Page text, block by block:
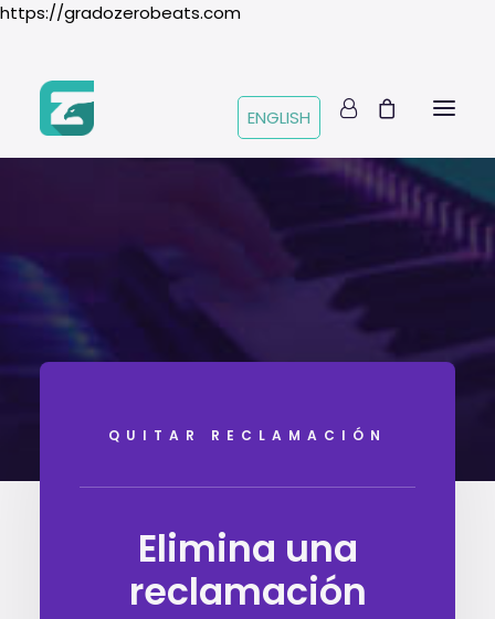
https://gradozerobeats.com
ENGLISH
QUITAR RECLAMACIÓN
Elimina una
reclamación